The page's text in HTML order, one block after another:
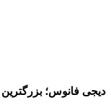
دیجی فانوس؛ بزرگترین